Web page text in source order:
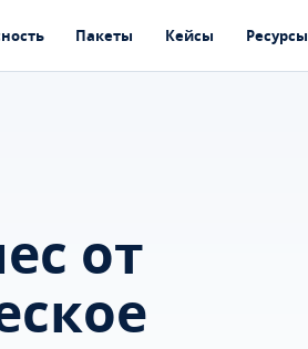
Пакеты Кейсы Ресурсы
от